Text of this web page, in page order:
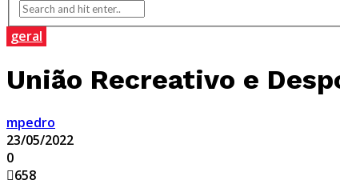
geral
União Recreativo e
mpedro
23/05/2022
0
658